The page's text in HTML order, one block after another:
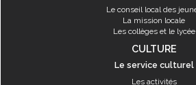
Le conseil local des
La mission locale
Les collèges et le lycée
CULTURE
Le service culturel
Les activités